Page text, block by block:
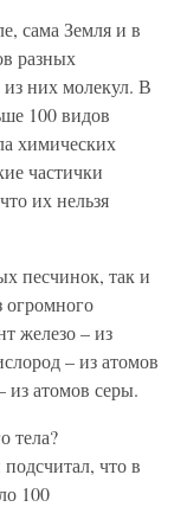
сама Земля и в
разных
них молекул. В
100 видов
химических
частички
их нельзя
песчинок, так и
огромного
железо – из
– из атомов
из атомов серы.
тела?
что в
100